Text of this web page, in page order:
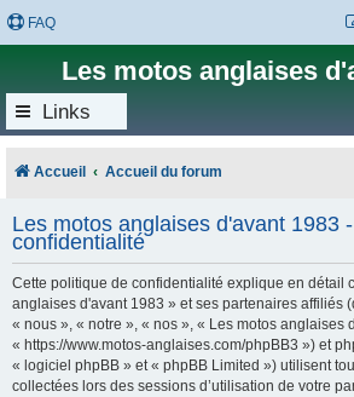
FAQ
Les motos anglaises
Links
Accueil Accueil du forum
Les motos anglaises d'avant 1983
confidentialité
Cette politique de confidentialité explique en détail
anglaises d'avant 1983 » et ses partenaires affiliés
« nous », « notre », « nos », « Les motos anglaises
« https://www.motos-anglaises.com/phpBB3 ») et
« logiciel phpBB » et « phpBB Limited ») utilisent
collectées lors des sessions d’utilisation de votre